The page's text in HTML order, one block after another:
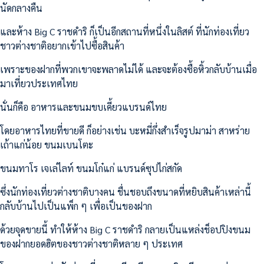
นัดกลางคืน
และห้าง Big C ราชดำริ ก็เป็นอีกสถานที่หนึ่งในลิสต์ ที่นักท่องเที่ยว
ชาวต่างชาติอยากเข้าไปซื้อสินค้า
เพราะของฝากที่พวกเขาจะพลาดไม่ได้ และจะต้องซื้อหิ้วกลับบ้านเมื่อ
มาเที่ยวประเทศไทย
นั่นก็คือ อาหารและขนมขบเคี้ยวแบรนด์ไทย
โดยอาหารไทยที่ขายดี ก็อย่างเช่น บะหมี่กึ่งสำเร็จรูปมาม่า สาหร่าย
เถ้าแก่น้อย ขนมเบนโตะ
ขนมทาโร เจเล่ไลท์ ขนมโก๋แก่ แบรนด์ซุปไก่สกัด
ซึ่งนักท่องเที่ยวต่างชาติบางคน ชื่นชอบถึงขนาดที่หยิบสินค้าเหล่านี้
กลับบ้านไปเป็นแพ็ก ๆ เพื่อเป็นของฝาก
ด้วยจุดขายนี้ ทำให้ห้าง Big C ราชดำริ กลายเป็นแหล่งช็อปปิงขนม
ของฝากยอดฮิตของชาวต่างชาติหลาย ๆ ประเทศ